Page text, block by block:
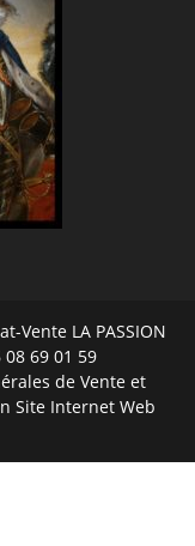
Vente LA PASSION
08 69 01 59
de Vente et
Site Internet Web